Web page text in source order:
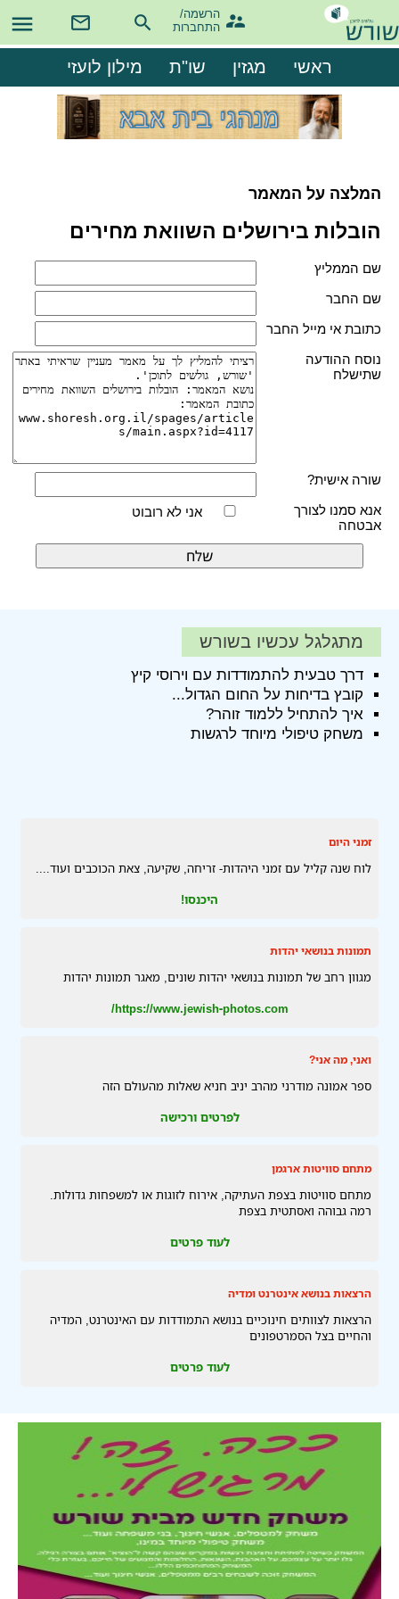

הרשמה/
התחברות
ראשי מגזין שו"ת מילון לועזי
המלצה על המאמר
הובלות בירושלים השוואת מחירים
שם הממליץ
שם החבר
כתובת אי מייל החבר
נוסח ההודעה
שתישלח
שורה אישית?
אנא סמנו לצורך
אבטחה
אני לא רובוט
מתגלגל עכשיו בשורש
דרך טבעית להתמודדות עם וירוסי קיץ
קובץ בדיחות על החום הגדול...
איך להתחיל ללמוד זוהר?
משחק טיפולי מיוחד לרגשות
זמני היום
לוח שנה קליל עם זמני היהדות- זריחה, שקיעה, צאת הכוכבים ועוד....
היכנסו!
תמונות בנושאי יהדות
מגוון רחב של תמונות בנושאי יהדות שונים, מאגר תמונות יהדות
https://www.jewish-photos.com/
ואני, מה אני?
ספר אמונה מודרני מהרב יניב חניא שאלות מהעולם הזה
לפרטים ורכישה
מתחם סוויטות ארגמן
מתחם סוויטות בצפת העתיקה, אירוח לזוגות או למשפחות גדולות.
רמה גבוהה ואסתטית בצפת
לעוד פרטים
הרצאות בנושא אינטרנט ומדיה
הרצאות לצוותים חינוכיים בנושא התמודדות עם האינטרנט, המדיה
והחיים בצל הסמרטפונים
לעוד פרטים